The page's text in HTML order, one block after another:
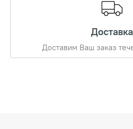
Доставка
Доставим Ваш заказ